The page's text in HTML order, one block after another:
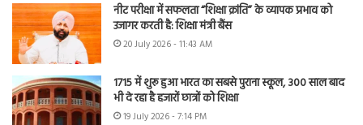
नीट परीक्षा में सफलता “शिक्षा क्रांति” के व्यापक प्रभाव को
उजागर करती है: शिक्षा मंत्री बैंस
20 July 2026 - 11:43 AM
1715 में शुरू हुआ भारत का सबसे पुराना स्कूल, 300 साल बाद
भी दे रहा है हजारों छात्रों को शिक्षा
19 July 2026 - 7:14 PM